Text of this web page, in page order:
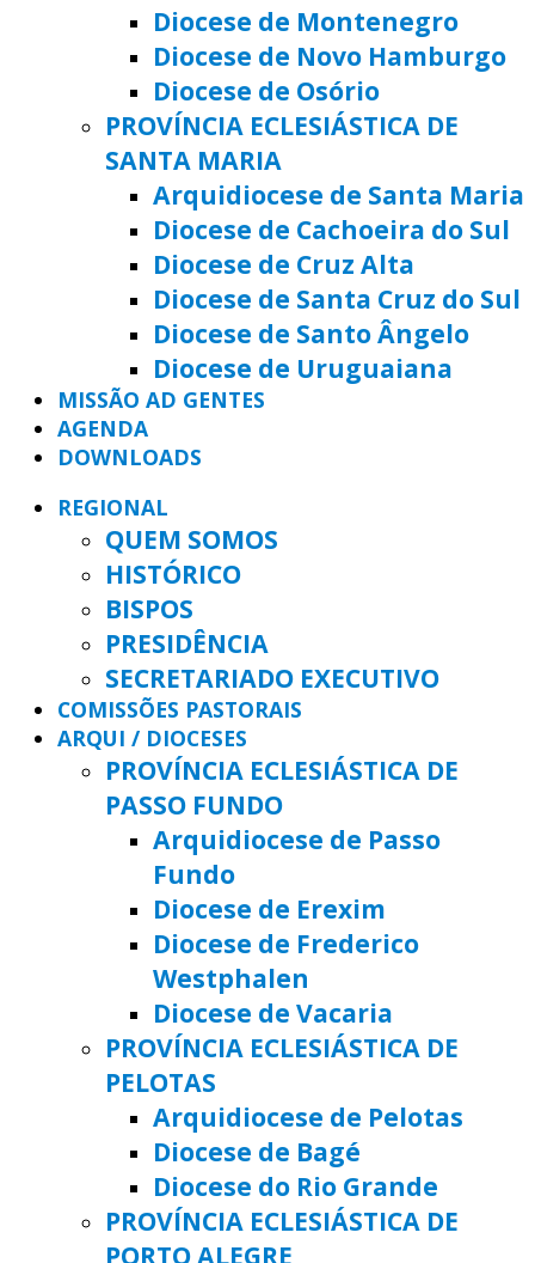
Diocese de Montenegro
Diocese de Novo Hamburgo
Diocese de Osório
PROVÍNCIA ECLESIÁSTICA DE
SANTA MARIA
Arquidiocese de Santa Maria
Diocese de Cachoeira do Sul
Diocese de Cruz Alta
Diocese de Santa Cruz do Sul
Diocese de Santo Ângelo
Diocese de Uruguaiana
MISSÃO AD GENTES
AGENDA
DOWNLOADS
REGIONAL
QUEM SOMOS
HISTÓRICO
BISPOS
PRESIDÊNCIA
SECRETARIADO EXECUTIVO
COMISSÕES PASTORAIS
ARQUI / DIOCESES
PROVÍNCIA ECLESIÁSTICA DE
PASSO FUNDO
Arquidiocese de Passo
Fundo
Diocese de Erexim
Diocese de Frederico
Westphalen
Diocese de Vacaria
PROVÍNCIA ECLESIÁSTICA DE
PELOTAS
Arquidiocese de Pelotas
Diocese de Bagé
Diocese do Rio Grande
PROVÍNCIA ECLESIÁSTICA DE
PORTO ALEGRE